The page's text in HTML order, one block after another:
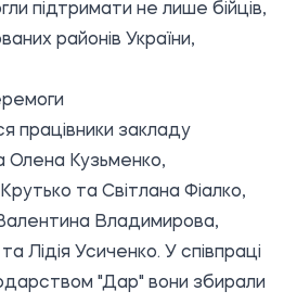
підтримати не лише бійців,
районів України,
працівники закладу
Олена Кузьменко,
та Світлана Фіалко,
Владимирова,
Лідія Усиченко. У співпраці
"Дар" вони збирали